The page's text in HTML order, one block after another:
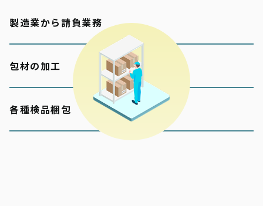
製造業から請負業務
包材の加工
各種検品梱包